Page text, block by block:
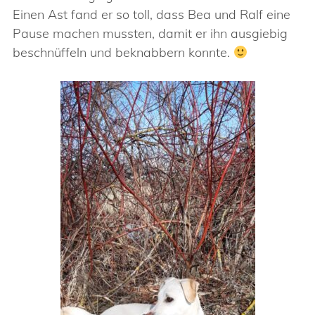
Einen Ast fand er so toll, dass Bea und Ralf eine
Pause machen mussten, damit er ihn ausgiebig
beschnüffeln und beknabbern konnte.